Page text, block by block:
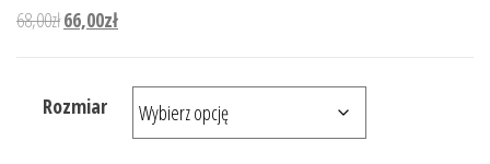
68,00złPierwotna cena wynosiła: 68,00zł.
66,00złAktualna cena wynosi: 66,00zł.
Rozmiar